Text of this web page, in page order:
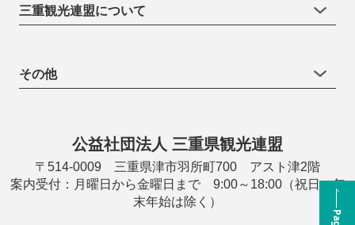
三重観光連盟について
その他
公益社団法人 三重県観光連盟
〒514-0009 三重県津市羽所町700 アスト津2階
案内受付：月曜日から金曜日まで 9:00～18:00（祝日・年
末年始は除く）